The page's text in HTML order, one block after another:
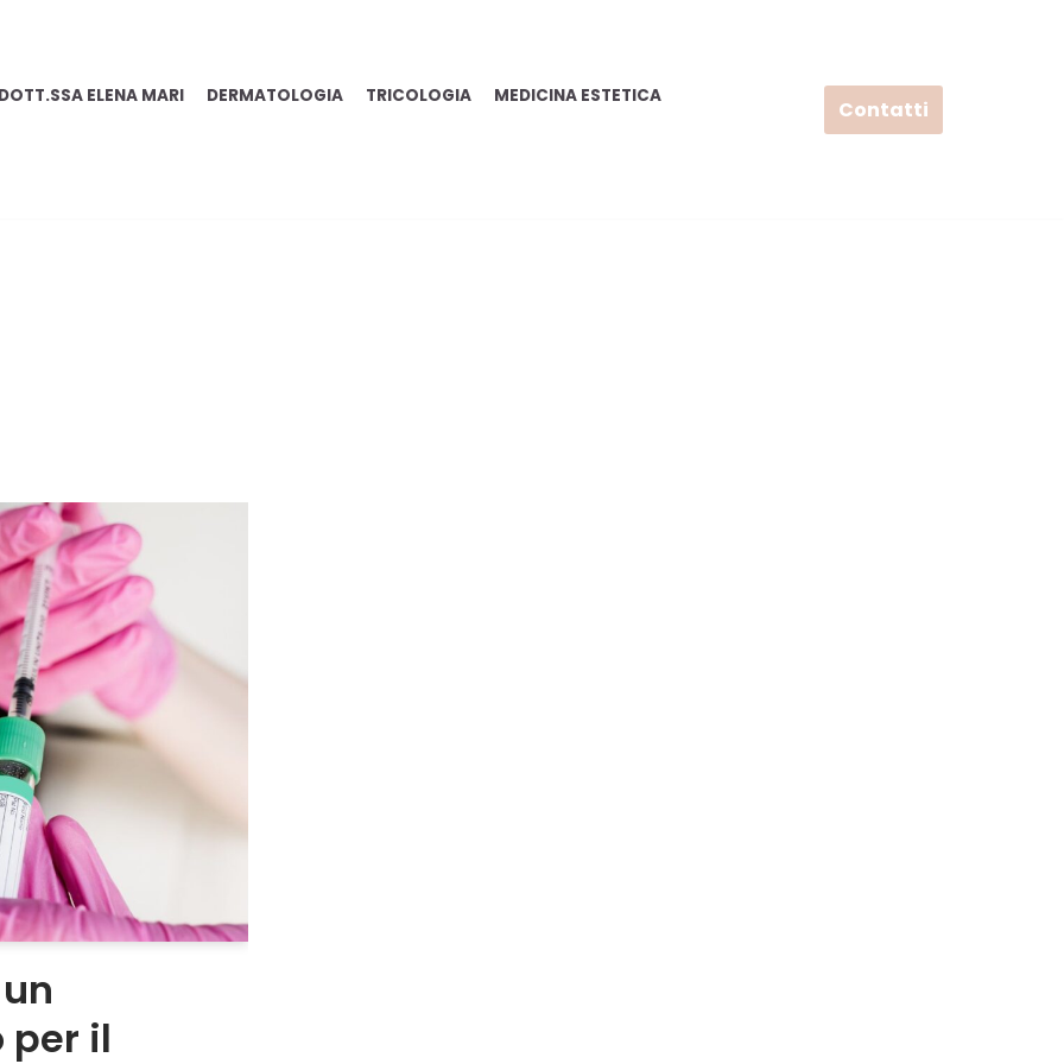
DOTT.SSA ELENA MARI DERMATOLOGIA TRICOLOGIA
MEDICINA ESTETICA
Contatti
per il